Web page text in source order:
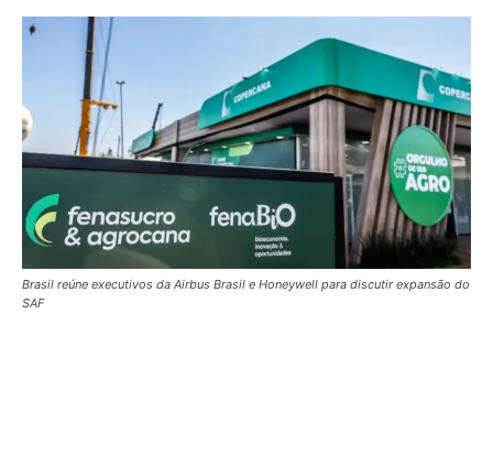
Brasil reúne executivos da Airbus Brasil e Honeywell para discutir expansão do
SAF